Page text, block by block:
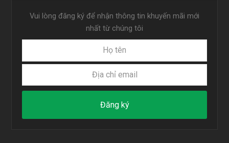
Vui lòng đăng ký để nhận thông tin khuyến mãi mới
nhất từ chúng tôi
tên
chỉ
Đăng ký